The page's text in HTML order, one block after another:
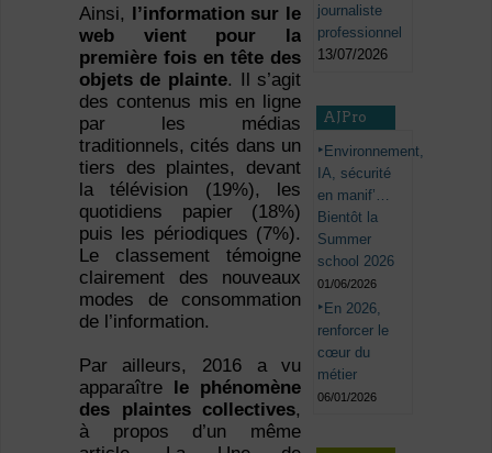
Ainsi, l’information sur le
web vient pour la
première fois en tête des
objets de plainte. Il s’agit
des contenus mis en ligne
par les médias
traditionnels, cités dans un
tiers des plaintes, devant
la télévision (19%), les
quotidiens papier (18%)
puis les périodiques (7%).
Le classement témoigne
clairement des nouveaux
modes de consommation
de l’information.
Par ailleurs, 2016 a vu
apparaître le phénomène
des plaintes collectives,
à propos d’un même
journaliste
professionnel
13/07/2026
AJPro
Environnement,
IA, sécurité
en manif’…
Bientôt la
Summer
school 2026
01/06/2026
En 2026,
renforcer le
cœur du
métier
06/01/2026